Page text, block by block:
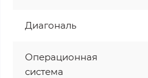
Диагональ
Операционная
система